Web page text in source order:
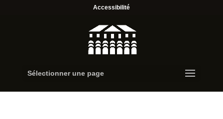
Accessibilité
Sélectionner une page